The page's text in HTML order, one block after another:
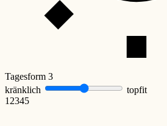
Tagesform 3
kränklich
topfit
1 2345